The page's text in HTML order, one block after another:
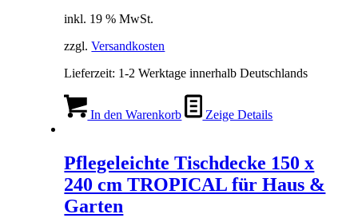
inkl. 19 % MwSt.
zzgl.Versandkosten
Lieferzeit: 1-2 Werktage innerhalb Deutschlands
In den Warenkorb Zeige Details
Pflegeleichte Tischdecke 150 x
240 cm TROPICAL für Haus &
Garten